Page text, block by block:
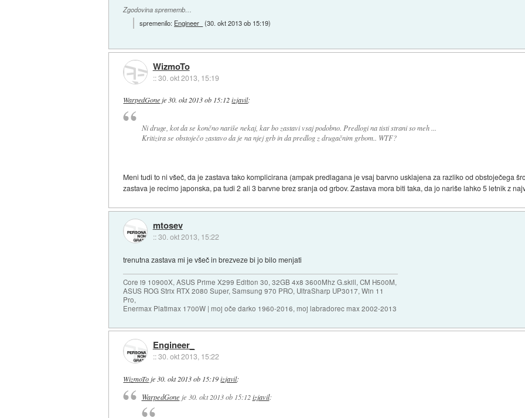
Zgodovina sprememb…
spremenilo: Engineer_ (30. okt 2013 ob 15:19)
WizmoTo
::30. okt 2013, 15:19
WarpedGoneje30. okt 2013 ob 15:12 izjavil:
Ni druge, kot da se končno nariše nekaj, kar bo zastavi vsaj podobno. Predlogi na tisti strani so meh ...
Kritizira se obstoječo zastavo da je na njej grb in da predlog z drugačnim grbom.. WTF?
Meni tudi to ni všeč, da je zastava tako komplicirana (ampak predlagana je vsaj barvno usklajena za razliko od obstoječega
zastava je recimo japonska, pa tudi 2 ali 3 barvne brez sranja od grbov. Zastava mora biti taka, da jo nariše lahko 5 letnik z
mtosev
::30. okt 2013, 15:22
trenutna zastava mi je všeč in brezveze bi jo bilo menjati
Core i9 10900X, ASUS Prime X299 Edition 30, 32GB 4x8 3600Mhz G.skill, CM H500M,
ASUS ROG Strix RTX 2080 Super, Samsung 970 PRO, UltraSharp UP3017, Win 11
Pro,
Enermax Platimax 1700W | moj oče darko 1960-2016, moj labradorec max 2002-2013
Engineer_
::30. okt 2013, 15:22
WizmoTo je 30. okt 2013 ob 15:19 izjavil:
WarpedGone je 30. okt 2013 ob 15:12 izjavil: